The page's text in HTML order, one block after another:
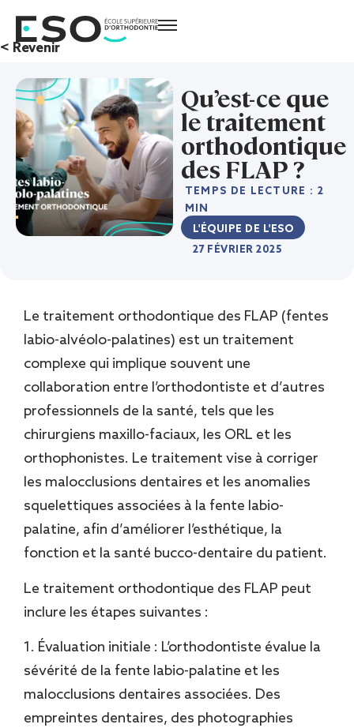
< Revenir
Qu’est-ce que
le traitement
orthodontique
des FLAP ?
TEMPS DE LECTURE : 2
MIN
L'ÉQUIPE DE L'ESO
27 FÉVRIER 2025
Le traitement orthodontique des FLAP (fentes
labio-alvéolo-palatines) est un traitement
complexe qui implique souvent une
collaboration entre l’orthodontiste et d’autres
professionnels de la santé, tels que les
chirurgiens maxillo-faciaux, les ORL et les
orthophonistes. Le traitement vise à corriger
les malocclusions dentaires et les anomalies
squelettiques associées à la fente labio-
palatine, afin d’améliorer l’esthétique, la
fonction et la santé bucco-dentaire du patient.
Le traitement orthodontique des FLAP peut
inclure les étapes suivantes :
1. Évaluation initiale : L’orthodontiste évalue la
sévérité de la fente labio-palatine et les
malocclusions dentaires associées. Des
empreintes dentaires, des photographies